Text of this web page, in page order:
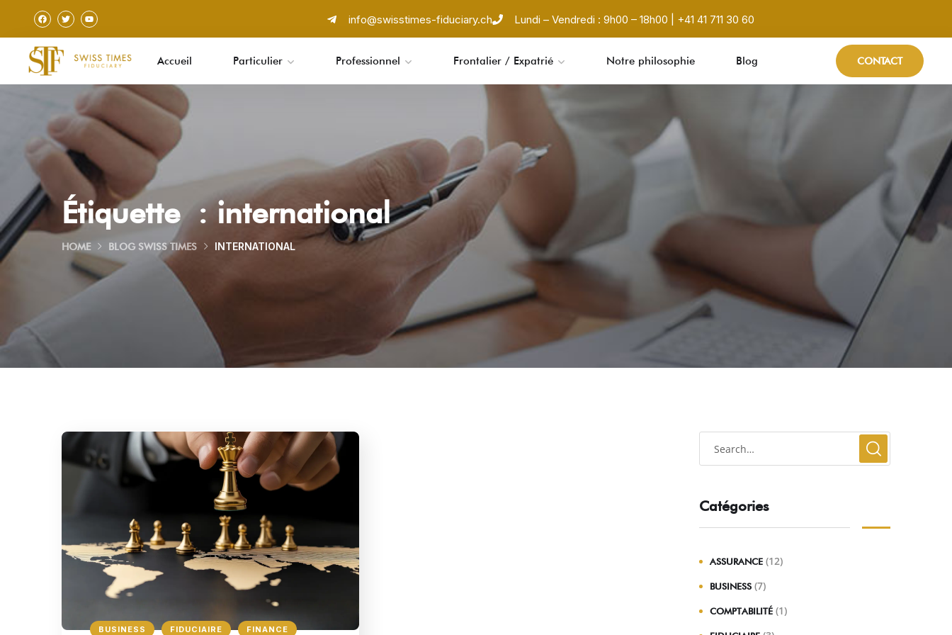
info@swisstimes-fiduciary.ch Lundi – Vendredi : 9h00 – 18h00 | +41 41 711 30 60
Accueil Particulier Professionnel Frontalier / Expatrié Notre philosophie Blog CONTACT
Étiquette :international
HOME BLOG SWISS TIMES INTERNATIONAL
BUSINESS FIDUCIAIRE FINANCE
Catégories
ASSURANCE (12)
BUSINESS (7)
COMPTABILITÉ (1)